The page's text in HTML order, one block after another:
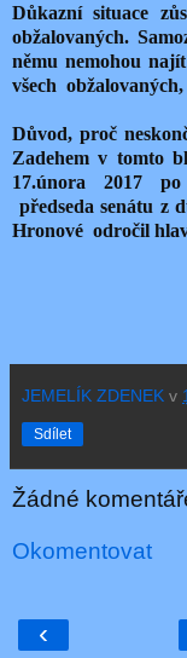
Důkazní situace
obžalovaných.
němu nemohou
všech
Důvod, proč
Zadehem v tomto
17.února 2017
předseda senátu z
Hronové odročil
JEMELÍK ZDENEK v
Sdílet
Žádné
Okomentovat
‹